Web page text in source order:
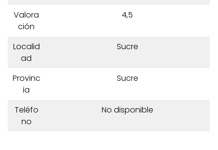
Valora
ción
4,5
Localid
ad
Sucre
Provinc
ia
Sucre
Teléfo
no
No disponible